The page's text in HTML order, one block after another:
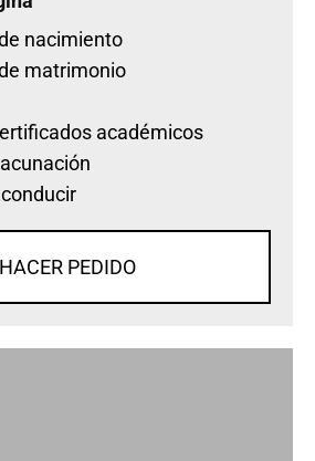
nacimiento
matrimonio
académicos
HACER PEDIDO